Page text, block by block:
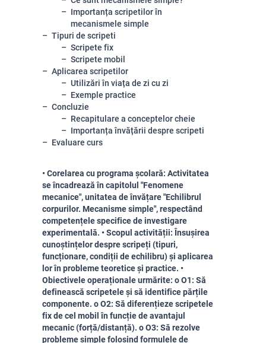
Importanța scripetilor în
mecanismele simple
Tipuri de scripeti
Scripete fix
Scripete mobil
Aplicarea scripetilor
Utilizări în viața de zi cu zi
Exemple practice
Concluzie
Recapitulare a conceptelor cheie
Importanța învățării despre scripeti
Evaluare curs
• Corelarea cu programa școlară: Activitatea
se încadrează în capitolul "Fenomene
mecanice", unitatea de învățare "Echilibrul
corpurilor. Mecanisme simple", respectând
competențele specifice de investigare
experimentală. • Scopul activității: Însușirea
cunoștințelor despre scripeți (tipuri,
funcționare, condiții de echilibru) și aplicarea
lor în probleme teoretice și practice. •
Obiectivele operaționale urmărite: o O1: Să
definească scripetele și să identifice părțile
componente. o O2: Să diferențieze scripetele
fix de cel mobil în funcție de avantajul
mecanic (forță/distanță). o O3: Să rezolve
probleme simple folosind formulele de